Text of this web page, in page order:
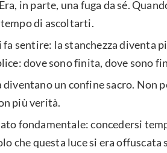
in parte, una fuga da sé.
di ascoltarti.
sentire: la stanchezza diventa
dove sono finita, dove sono
diventano un confine sacro. Non
più verità.
fondamentale: concedersi
che questa luce si era